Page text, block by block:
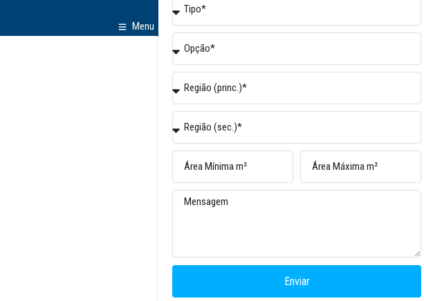
Menu
Enviar